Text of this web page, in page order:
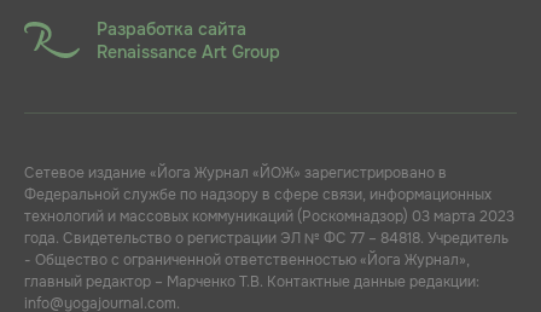
Разработка сайта
Renaissance Art Group
Сетевое издание «Йога Журнал «ЙОЖ» зарегистрировано в
Федеральной службе по надзору в сфере связи, информационных
технологий и массовых коммуникаций (Роскомнадзор) 03 марта 2023
года. Свидетельство о регистрации ЭЛ № ФС 77 – 84818. Учредитель
- Общество с ограниченной ответственностью «Йога Журнал»,
главный редактор – Марченко Т.В. Контактные данные редакции:
info@yogajournal.com.